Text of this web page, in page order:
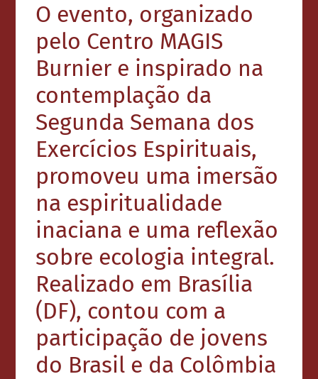
O evento, organizado
pelo Centro MAGIS
Burnier e inspirado na
contemplação da
Segunda Semana dos
Exercícios Espirituais,
promoveu uma imersão
na espiritualidade
inaciana e uma reflexão
sobre ecologia integral.
Realizado em Brasília
(DF), contou com a
participação de jovens
do Brasil e da Colômbia